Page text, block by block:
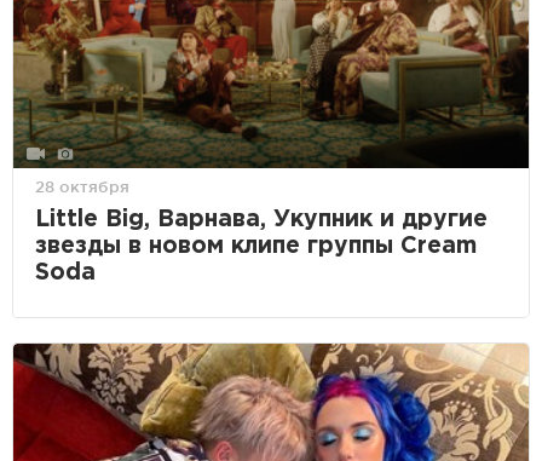
28 октября
Little Big, Варнава, Укупник и другие
звезды в новом клипе группы Cream
Soda